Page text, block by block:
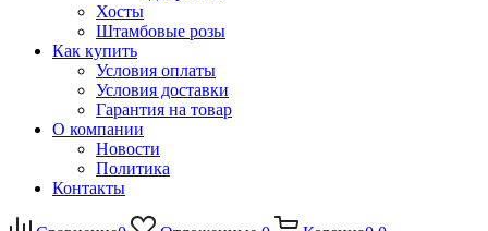
Хосты
Штамбовые розы
Как купить
Условия оплаты
Условия доставки
Гарантия на товар
О компании
Новости
Политика
Контакты